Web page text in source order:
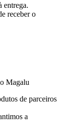
entrega.
receber o
Magalu
de parceiros
a